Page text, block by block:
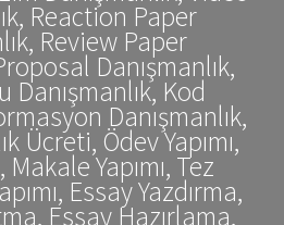
Reaction Paper
Review Paper
Danışmanlık,
Danışmanlık, Kod
Danışmanlık,
Ücreti, Ödev Yapımı,
Makale Yapımı, Tez
Essay Yazdırma,
Essay Hazırlama,